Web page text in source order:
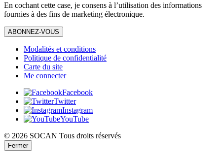
En cochant cette case, je consens à l’utilisation des informations
fournies à des fins de marketing électronique.
ABONNEZ-VOUS
Modalités et conditions
Politique de confidentialité
Carte du site
Me connecter
Facebook
Twitter
Instagram
YouTube
© 2026 SOCAN Tous droits réservés
Fermer